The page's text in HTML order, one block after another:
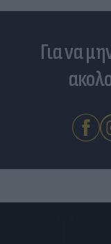
Για να